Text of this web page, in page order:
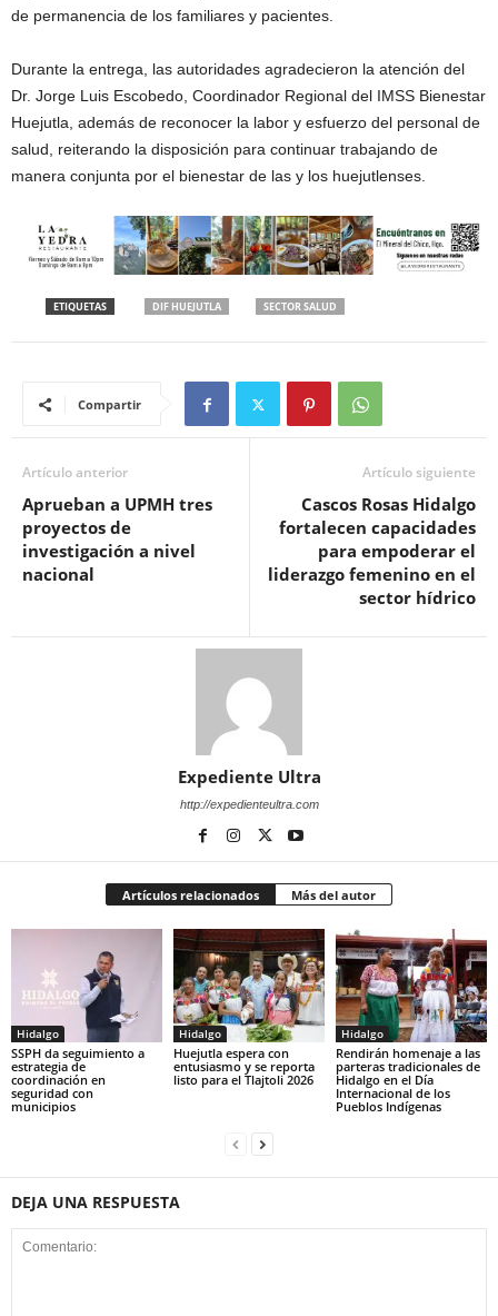
de permanencia de los familiares y pacientes.
Durante la entrega, las autoridades agradecieron la atención del
Dr. Jorge Luis Escobedo, Coordinador Regional del IMSS Bienestar
Huejutla, además de reconocer la labor y esfuerzo del personal de
salud, reiterando la disposición para continuar trabajando de
manera conjunta por el bienestar de las y los huejutlenses.
ETIQUETAS DIF HUEJUTLA SECTOR SALUD
Compartir
Artículo anterior
Aprueban a UPMH tres
proyectos de
investigación a nivel
nacional
Artículo siguiente
Cascos Rosas Hidalgo
fortalecen capacidades
para empoderar el
liderazgo femenino en el
sector hídrico
Expediente Ultra
http://expedienteultra.com
Artículos relacionados Más del autor
Hidalgo
SSPH da seguimiento a
estrategia de
coordinación en
seguridad con
municipios
Hidalgo
Huejutla espera con
entusiasmo y se reporta
listo para el Tlajtoli 2026
Hidalgo
Rendirán homenaje a las
parteras tradicionales de
Hidalgo en el Día
Internacional de los
Pueblos Indígenas
DEJA UNA RESPUESTA